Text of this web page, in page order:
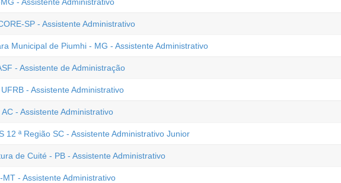
SP - Assistente Administrativo
Municipal de Piumhi - MG - Assistente Administrativo
- Assistente de Administração
- Assistente Administrativo
- Assistente Administrativo
12 ª Região SC - Assistente Administrativo Junior
de Cuité - PB - Assistente Administrativo
- Assistente Administrativo